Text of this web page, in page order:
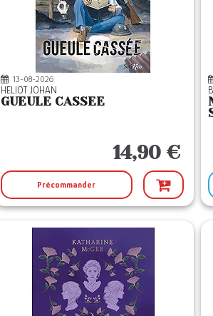
13-08-2026
HELIOT JOHAN
GUEULE CASSEE
14,90 €
Précommander